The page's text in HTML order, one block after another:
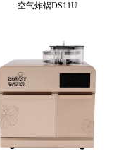
空气炸锅DS11U